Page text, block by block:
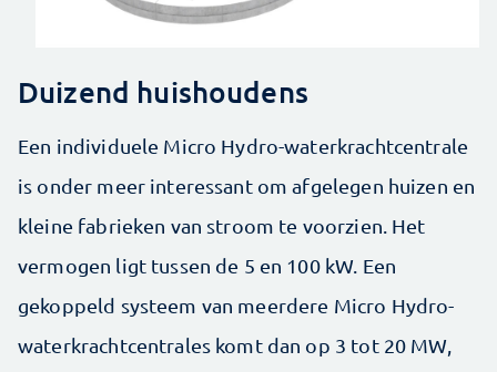
Duizend huishoudens
Een individuele Micro Hydro-waterkrachtcentrale
is onder meer interessant om afgelegen huizen en
kleine ­fabrieken van stroom te voorzien. Het
vermogen ligt tussen de 5 en 100 kW. Een
gekoppeld systeem van meerdere Micro Hydro-
waterkrachtcentrales komt dan op 3 tot 20 MW,